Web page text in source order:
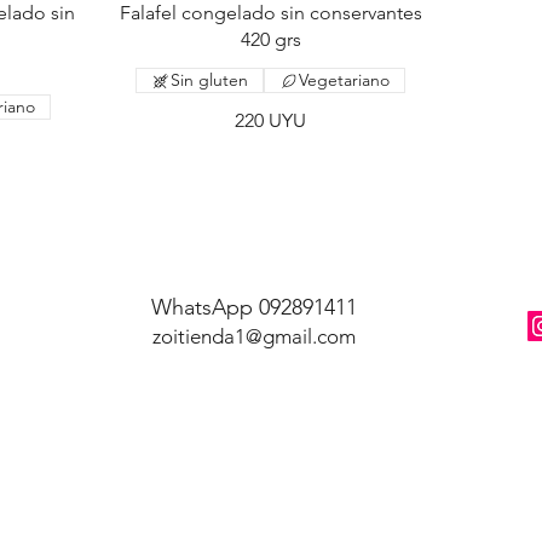
sin
Falafel congelado sin conservantes
420 grs
220 UYU
Sin gluten Vegetariano
WhatsApp 092891411
zoitienda1@gmail.com